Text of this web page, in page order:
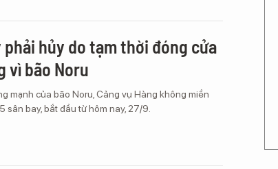
hủy do tạm thời đóng cửa
vì bão Noru
mạnh của bão Noru, Cảng vụ Hàng không miền
sân bay, bắt đầu từ hôm nay, 27/9.